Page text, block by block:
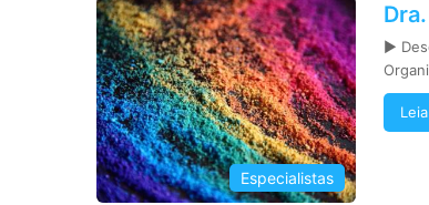
Especialistas
►